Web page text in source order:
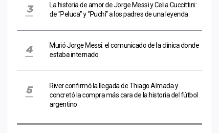
La historia de amor de Jorge Messi y Celia Cuccittini:
de “Peluca” y “Puchi” a los padres de una leyenda
Murió Jorge Messi: el comunicado de la clínica donde
estaba internado
River confirmó la llegada de Thiago Almada y
concretó la compra más cara de la historia del fútbol
argentino